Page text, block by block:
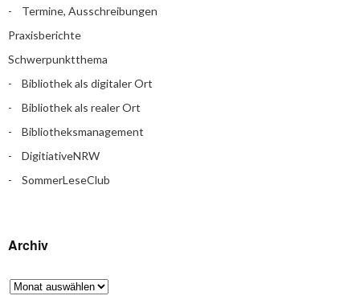
Termine, Ausschreibungen
Praxisberichte
Schwerpunktthema
Bibliothek als digitaler Ort
Bibliothek als realer Ort
Bibliotheksmanagement
DigitiativeNRW
SommerLeseClub
Archiv